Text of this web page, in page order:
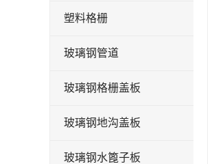
塑料格栅
玻璃钢管道
玻璃钢格栅盖板
玻璃钢地沟盖板
玻璃钢水篦子板